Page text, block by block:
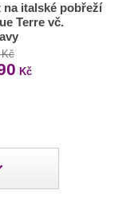
na italské pobřeží
Terre vč.
Kč
Kč